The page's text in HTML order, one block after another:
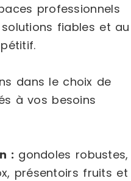
professionnels
fiables et au
dans le choix de
à vos besoins
: gondoles robustes,
présentoirs fruits et